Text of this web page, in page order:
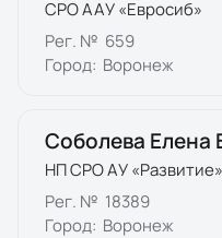
СРО ААУ «Евросиб»
Рег. № 659
Город: Воронеж
Соболева Елена
НП СРО АУ «Развитие»
Рег. № 18389
Город: Воронеж